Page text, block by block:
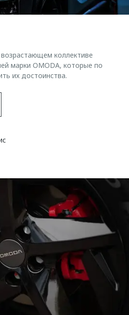
коллективе
марки OMODA, которые по
их достоинства.